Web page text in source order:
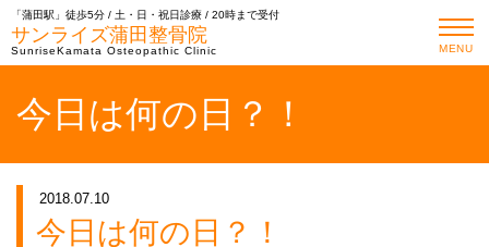
「蒲田駅」徒歩5分 / 土・日・祝日診療 / 20時まで受付
サンライズ蒲田整骨院
SunriseKamata Osteopathic Clinic MENU
今日は何の日？！
2018.07.10
今日は何の日？！